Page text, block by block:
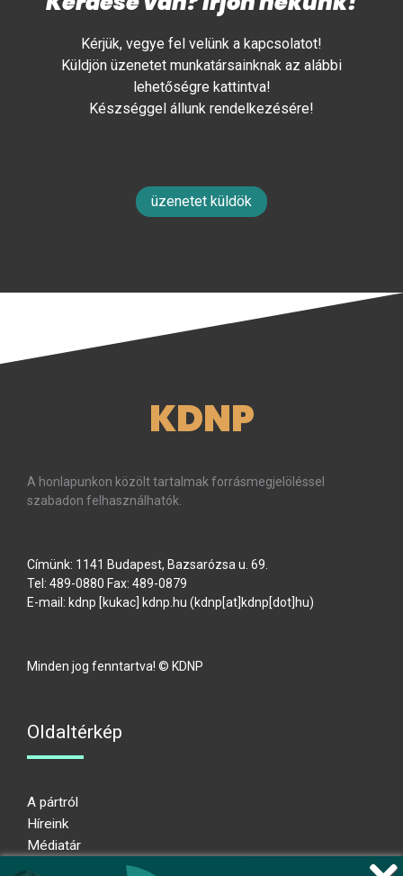
Kérjük, vegye fel velünk a kapcsolatot!
Küldjön üzenetet munkatársainknak az alábbi
lehetőségre kattintva!
Készséggel állunk rendelkezésére!
üzenetet küldök
KDNP
A honlapunkon közölt tartalmak forrásmegjelöléssel
szabadon felhasználhatók.
Címünk: 1141 Budapest, Bazsarózsa u. 69.
Tel: 489-0880 Fax: 489-0879
E-mail: kdnp [kukac] kdnp.hu (kdnp[at]kdnp[dot]hu)
Minden jog fenntartva! © KDNP
Oldaltérkép
A pártról
Híreink
Médiatár